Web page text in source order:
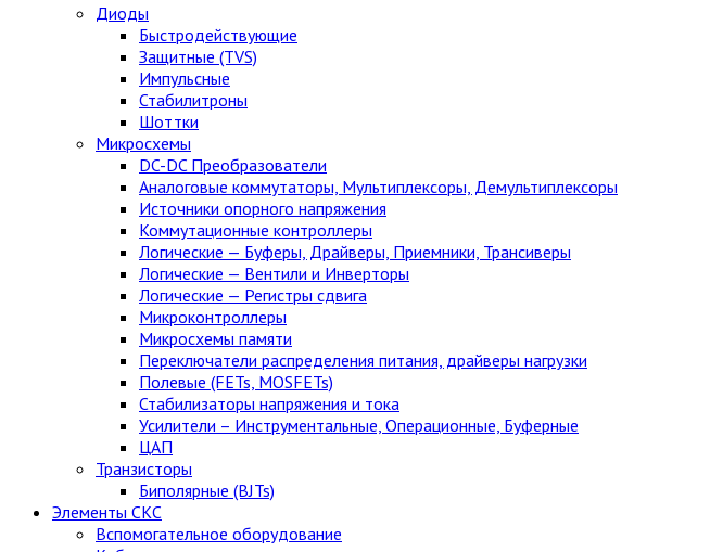
Диоды
Быстродействующие
Защитные (TVS)
Импульсные
Стабилитроны
Шоттки
Микросхемы
DC-DC Преобразователи
Аналоговые коммутаторы, Мультиплексоры, Демультиплексоры
Источники опорного напряжения
Коммутационные контроллеры
Логические — Буферы, Драйверы, Приемники, Трансиверы
Логические — Вентили и Инверторы
Логические — Регистры сдвига
Микроконтроллеры
Микросхемы памяти
Переключатели распределения питания, драйверы нагрузки
Полевые (FETs, MOSFETs)
Стабилизаторы напряжения и тока
Усилители – Инструментальные, Операционные, Буферные
ЦАП
Транзисторы
Биполярные (BJTs)
Элементы СКС
Вспомогательное оборудование